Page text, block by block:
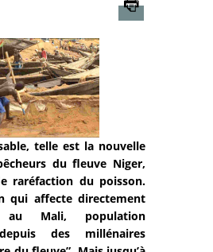
telle est la nouvelle
du fleuve Niger,
raréfaction du poisson.
qui affecte directement
Mali, population
des millénaires